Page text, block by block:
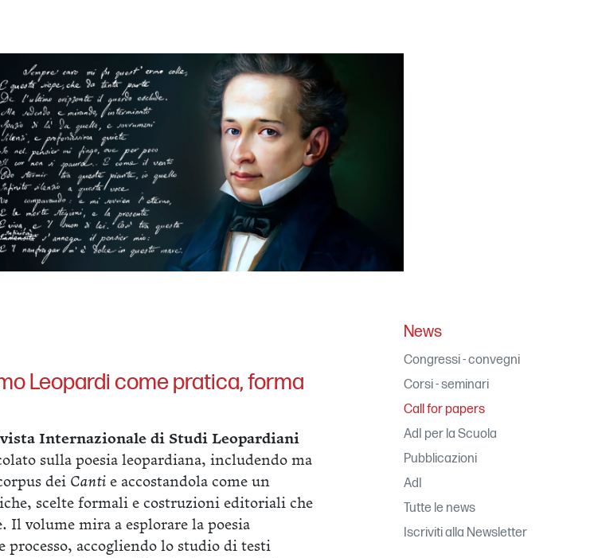
Leopardi come pratica, forma
Internazionale di Studi Leopardiani
sulla poesia leopardiana, includendo ma
dei Cantie accostandola come un
scelte formali e costruzioni editoriali che
Il volume mira a esplorare la poesia
processo, accogliendo lo studio di testi
News
Congressi - convegni
Corsi - seminari
Call for papers
AdI per la Scuola
Pubblicazioni
AdI
Tutte le news
Iscriviti alla Newsletter